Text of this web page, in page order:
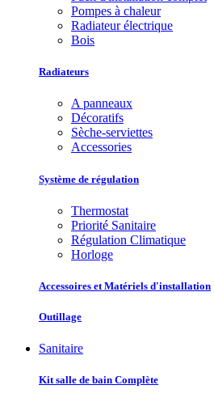
Pompes à chaleur
Radiateur électrique
Bois
Radiateurs
A panneaux
Décoratifs
Sèche-serviettes
Accessories
Système de régulation
Thermostat
Priorité Sanitaire
Régulation Climatique
Horloge
Accessoires et Matériels d'installation
Outillage
Sanitaire
Kit salle de bain Complète